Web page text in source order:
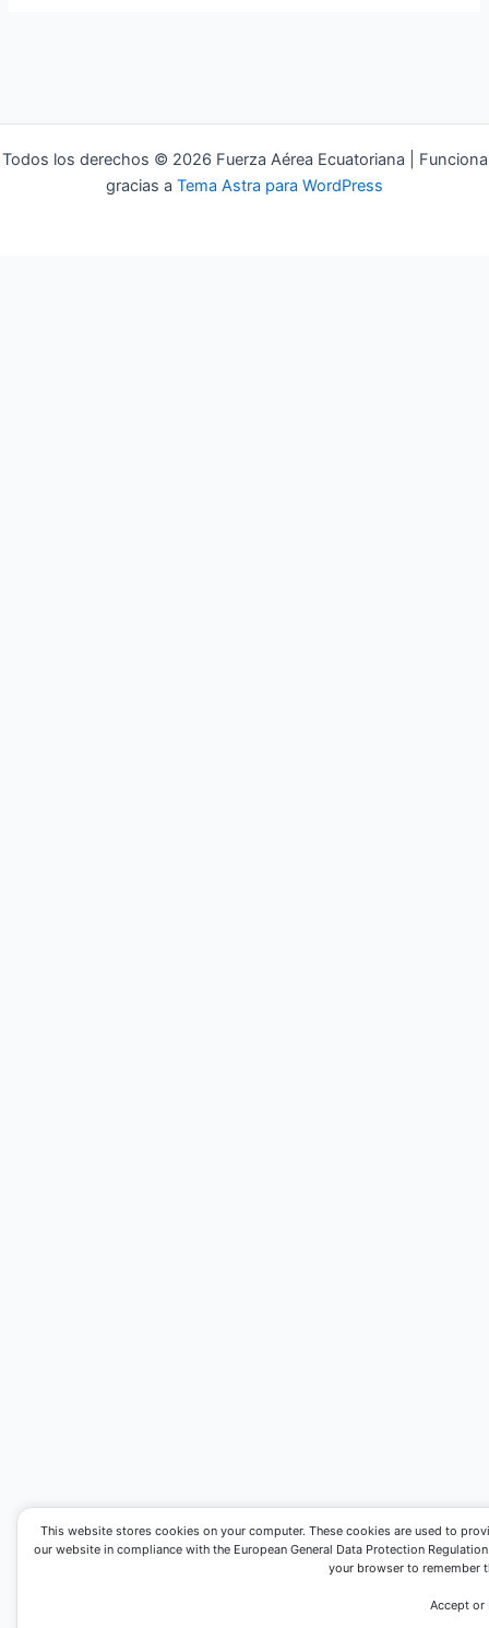
Todos los derechos © 2026 Fuerza Aérea Ecuatoriana | Funciona
gracias a Tema Astra para WordPress
This website stores cookies on your computer. These cookies are used to
our website in compliance with the European General Data Protection
your browser to remember
Accept or